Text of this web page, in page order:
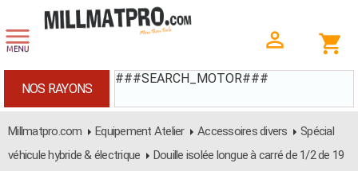
###SEARCH_MOTOR###
NOS RAYONS
Millmatpro.com Equipement Atelier Accessoires divers
Spécial
véhicule hybride & électrique
Douille isolée longue à carré de 1/2 de 19